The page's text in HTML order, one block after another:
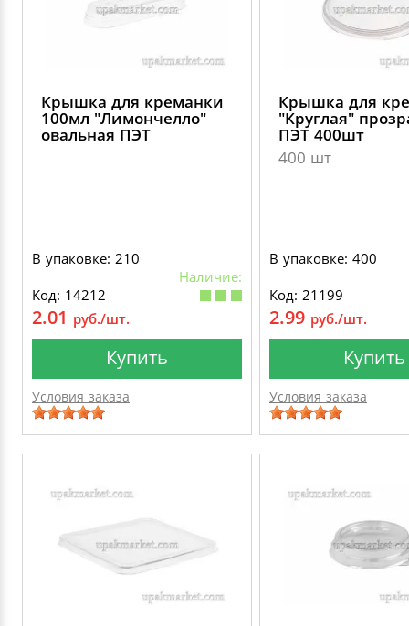
Крышка для креманки
100мл "Лимончелло"
овальная ПЭТ
В упаковке: 210
Наличие:
Код: 14212
2.01 руб./шт.
Купить
Условия заказа
Крышка для
"Круглая"
ПЭТ 400шт
400 шт
В упаковке: 400
Код: 21199
2.99 руб./шт.
Купить
Условия заказа